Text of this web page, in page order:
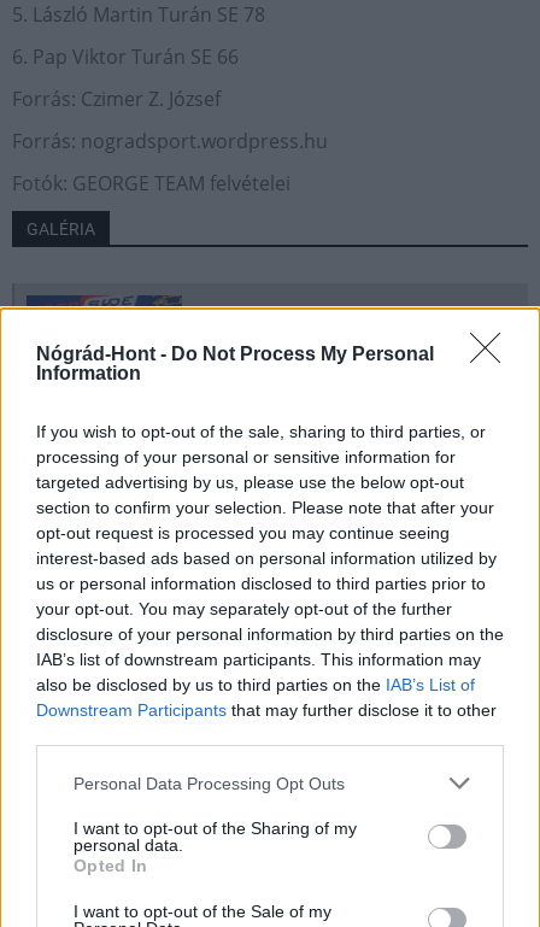
Nógrád-Hont - Do Not Process My Personal
Information
If you wish to opt-out of the sale, sharing to third parties, or
processing of your personal or sensitive information for
targeted advertising by us, please use the below opt-out
section to confirm your selection. Please note that after your
opt-out request is processed you may continue seeing
interest-based ads based on personal information utilized by
us or personal information disclosed to third parties prior to
your opt-out. You may separately opt-out of the further
disclosure of your personal information by third parties on the
IAB’s list of downstream participants. This information may
also be disclosed by us to third parties on the IAB’s List of
Downstream Participants that may further disclose it to other
Please note that this website/app uses one or more Google
not limited to your visit or usage behaviour. You may click to
grant or deny consent to Google and its third-party tags to
use your data for below specified purposes in below Google
consent section.
Personal Data Processing Opt Outs
I want to opt-out of the Sharing of my
personal data.
Opted In
I want to opt-out of the Sale of my
5. László Martin Turán SE 78
6. Pap Viktor Turán SE 66
Forrás: Czimer Z. József
Forrás: nogradsport.wordpress.hu
Fotók: GEORGE TEAM felvételei
GALÉRIA
AJÁNLJUK MÉG
Helyi hírek
Országos éllovas a nógrádi pici falu az ezer lakosra jutó